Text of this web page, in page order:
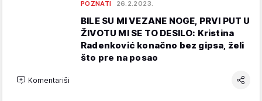
POZNATI 26.2.2023.
BILE SU MI VEZANE NOGE, PRVI PUT U
ŽIVOTU MI SE TO DESILO: Kristina
Radenković konačno bez gipsa, želi
što pre na posao
Komentariši